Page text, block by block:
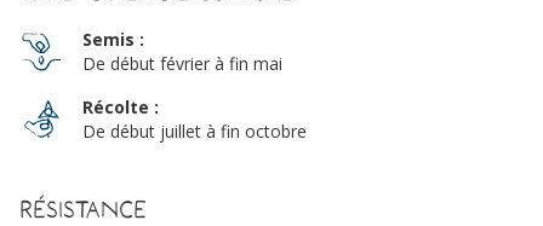
Semis :
De début février à fin mai
Récolte :
De début juillet à fin octobre
Résistance